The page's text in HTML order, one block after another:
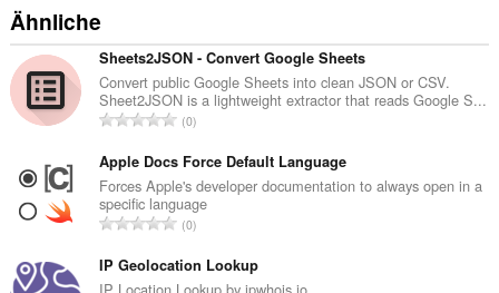
Ähnliche
Sheets2JSON - Convert Google Sheets
Convert public Google Sheets into clean JSON or CSV.
Sheet2JSON is a lightweight extractor that reads Google S...
G
s
a
m
t
B
0
Apple Docs Force Default Language
Forces Apple's developer documentation to always open in a
specific language
G
s
0
IP Geolocation Lookup